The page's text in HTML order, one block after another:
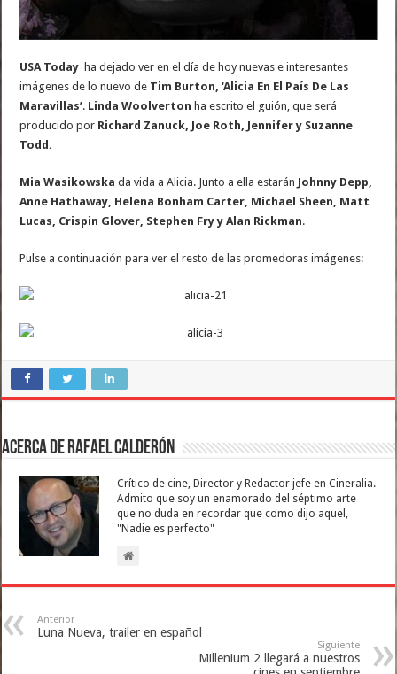
USA Today ha dejado ver en el día de hoy nuevas e interesantes
imágenes de lo nuevo de Tim Burton, ‘Alicia En El País De Las
Maravillas’. Linda Woolverton ha escrito el guión, que será
producido por Richard Zanuck, Joe Roth, Jennifer y Suzanne
Todd.
Mia Wasikowska da vida a Alicia. Junto a ella estarán Johnny Depp,
Anne Hathaway, Helena Bonham Carter, Michael Sheen, Matt
Lucas, Crispin Glover, Stephen Fry y Alan Rickman.
Pulse a continuación para ver el resto de las promedoras imágenes:
Acerca de Rafael Calderón
Crítico de cine, Director y Redactor jefe en Cineralia.
Admito que soy un enamorado del séptimo arte
que no duda en recordar que como dijo aquel,
"Nadie es perfecto"
Anterior
Luna Nueva, trailer en español
Siguiente
Millenium 2 llegará a nuestros